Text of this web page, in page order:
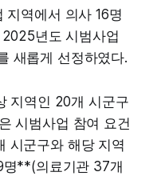
역에서 의사 16명
년도 시범사업
새롭게 선정하였다.
지역인 20개 시군구
시범사업 참여 요건
시군구와 해당 지역
명**(의료기관 37개